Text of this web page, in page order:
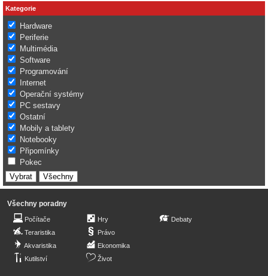
Kategorie
Hardware
Periferie
Multimédia
Software
Programování
Internet
Operační systémy
PC sestavy
Ostatní
Mobily a tablety
Notebooky
Připomínky
Pokec
Všechny poradny
Počítače
Teraristika
Akvaristika
Kutilství
Hry
Právo
Ekonomika
Život
Debaty